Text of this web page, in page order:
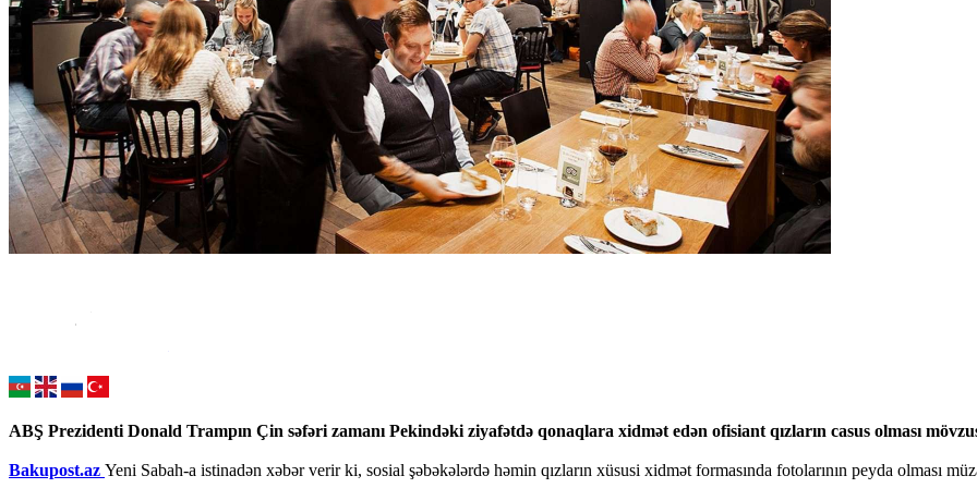
ABŞ Prezidenti Donald Trampın Çin səfəri zamanı Pekindəki ziyafətdə qonaqlara xidmət edən ofisiant qızların casus olması
Bakupost.az Yeni Sabah-a istinadən xəbər verir ki, sosial şəbəkələrdə həmin qızların xüsusi xidmət formasında fotolarının peyda olması